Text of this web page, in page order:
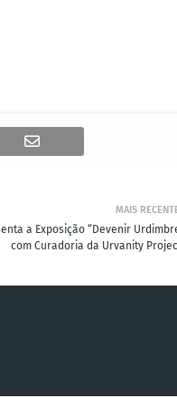
MAIS
a Exposição “Devenir
com Curadoria da Urvanity